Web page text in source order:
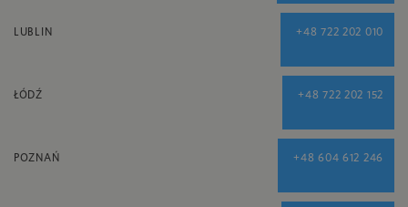
LUBLIN +48 722 202 010
ŁÓDŹ +48 722 202 152
POZNAŃ +48 604 612 246